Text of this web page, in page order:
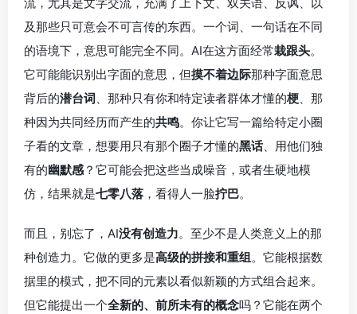
及那些只可意会不可言传的东西。一个词、一句话在不同
的语境下，意思可能完全不同。AI在这方面经常栽跟头。
它可能能识别出字面的意思，但摸不着边际那种字面意思
背后的潜台词 、那种只有你和特定读者群体才懂的梗 、那
种因为共同经历而产生的共鸣。你让它写一篇给特定小圈
子看的文章，想要用只有那个圈子才懂的黑话、用他们独
有的幽默感 ？它可能会把这些当成噪音，或者生硬地模
仿，结果就是七零八落 ，看得人一脸拧巴。
而且，别忘了，AI没有创造力。至少不是人类意义上的那
种创造力。它做的更多是高级的拼接和重组。它能根据数
据里的模式，把不同的元素以看似新颖的方式组合起来。
但它能提出一个全新的、前所未有的概念吗？它能在两个